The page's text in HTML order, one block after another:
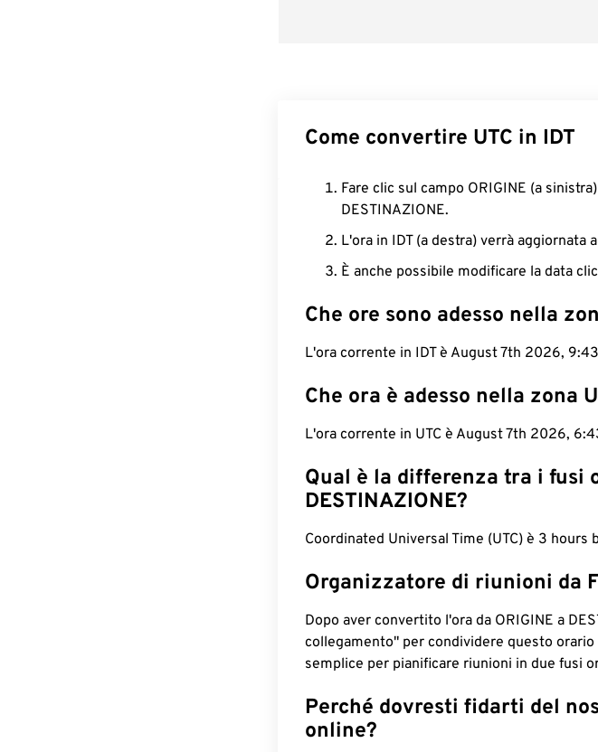
Come convertire UTC in IDT
Fare clic sul campo ORIGINE (a
DESTINAZIONE.
L'ora in IDT (a destra) verrà aggiornata
È anche possibile modificare la data
Che ore sono adesso nella
L'ora corrente in IDT è August 7th 2026,
Che ora è adesso nella zona
L'ora corrente in UTC è August 7th 2026,
Qual è la differenza tra i fusi
DESTINAZIONE?
Coordinated Universal Time (UTC) è 3 hours
Organizzatore di riunioni da
Dopo aver convertito l'ora da ORIGINE a
collegamento" per condividere questo
semplice per pianificare riunioni in due fusi
Perché dovresti fidarti del
online?